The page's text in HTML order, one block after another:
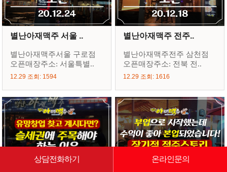
별난아재맥주 서울 ..
별난아재맥주서울 구로점
오픈매장주소: 서울특별..
12.29 조회: 1594
별난아재맥주 전주..
별난아재맥주전주 삼천점
오픈매장주소: 전북 전..
12.29 조회: 1616
상담전화하기 온라인문의